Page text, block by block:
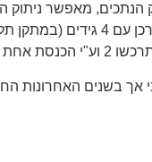
מאפשר ניתוק
אך בשנים האחרונות